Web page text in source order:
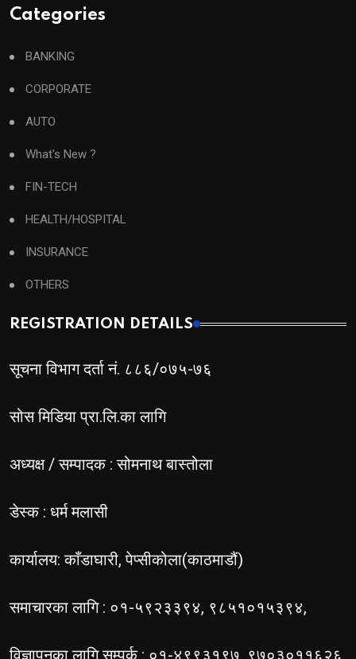
Categories
BANKING
CORPORATE
AUTO
What's New ?
FIN-TECH
HEALTH/HOSPITAL
INSURANCE
OTHERS
REGISTRATION DETAILS
सूचना विभाग दर्ता नं. ८८६/०७५-७६
सोस मिडिया प्रा.लि.का लागि
अध्यक्ष / सम्पादक : सोमनाथ बास्तोला
डेस्क : धर्म मलासी
कार्यालय: काँडाघारी, पेप्सीकोला(काठमाडौं)
समाचारका लागि : ०१-५९२३३९४, ९८५१०१५३९४,
विज्ञापनका लागि सम्पर्क : ०१-४९९३१९७, ९७०३०११६२६